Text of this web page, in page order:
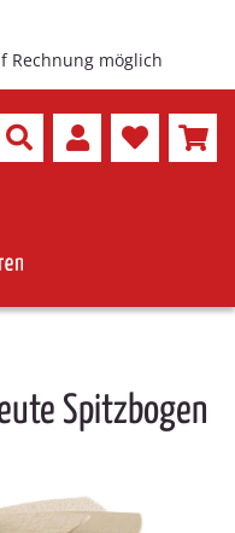
Rechnung möglich
Spitzbogen